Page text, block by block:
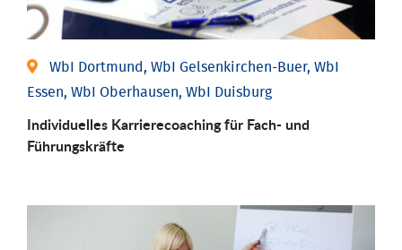
WbI Dortmund, WbI Gelsenkirchen-Buer, WbI
Essen, WbI Oberhausen, WbI Duisburg
Individu­elles Karrierecoaching für Fach-­ und
Führungs­kräfte